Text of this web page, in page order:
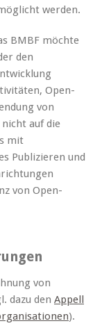
werden.
BMBF möchte
den
Open-
von
auf die
mit
Publizieren und
von Open-
von
dazu den Appell
).